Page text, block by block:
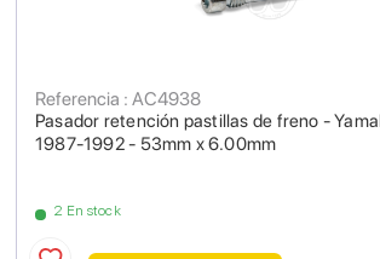
Pasador retención pastillas de freno -
1987-1992 - 53mm x 6.00mm
Referencia : AC4938
2 En stock